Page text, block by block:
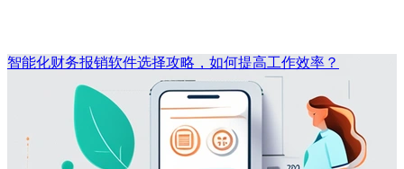
智能化财务报销软件选择攻略，如何提高工作效率？